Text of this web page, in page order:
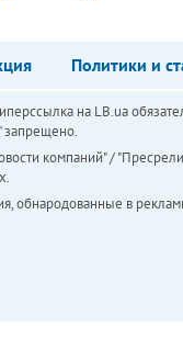
Политики и
на LB.ua
запрещено.
компаний" /
обнародованные в